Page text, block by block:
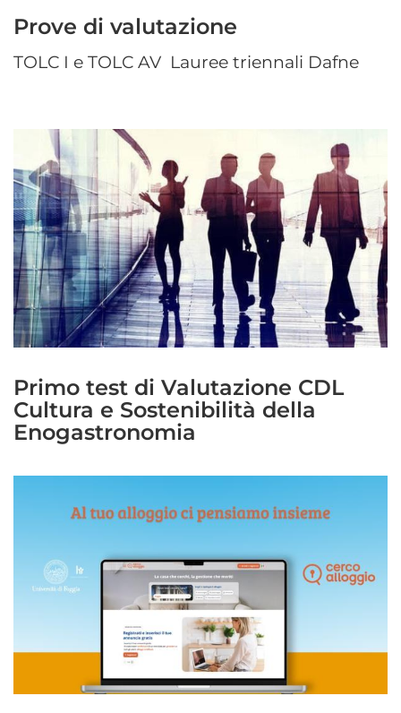
Prove di valutazione
TOLC I e TOLC AV Lauree triennali Dafne
Primo test di Valutazione CDL
Cultura e Sostenibilità della
Enogastronomia